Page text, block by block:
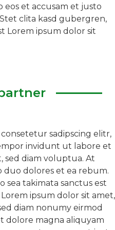
eos et accusam et justo
clita kasd gubergren,
Lorem ipsum dolor sit
sadipscing elitr,
invidunt ut labore et
sed diam voluptua. At
duo dolores et ea rebum.
sea takimata sanctus est
ipsum dolor sit amet,
diam nonumy eirmod
dolore magna aliquyam